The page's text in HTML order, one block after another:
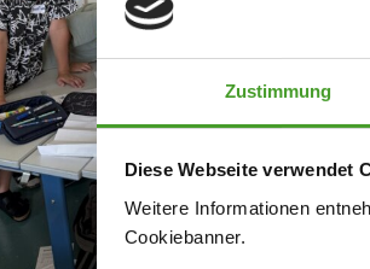
Zustimmung
Diese Webseite verwendet
Weitere Informationen
Cookiebanner.